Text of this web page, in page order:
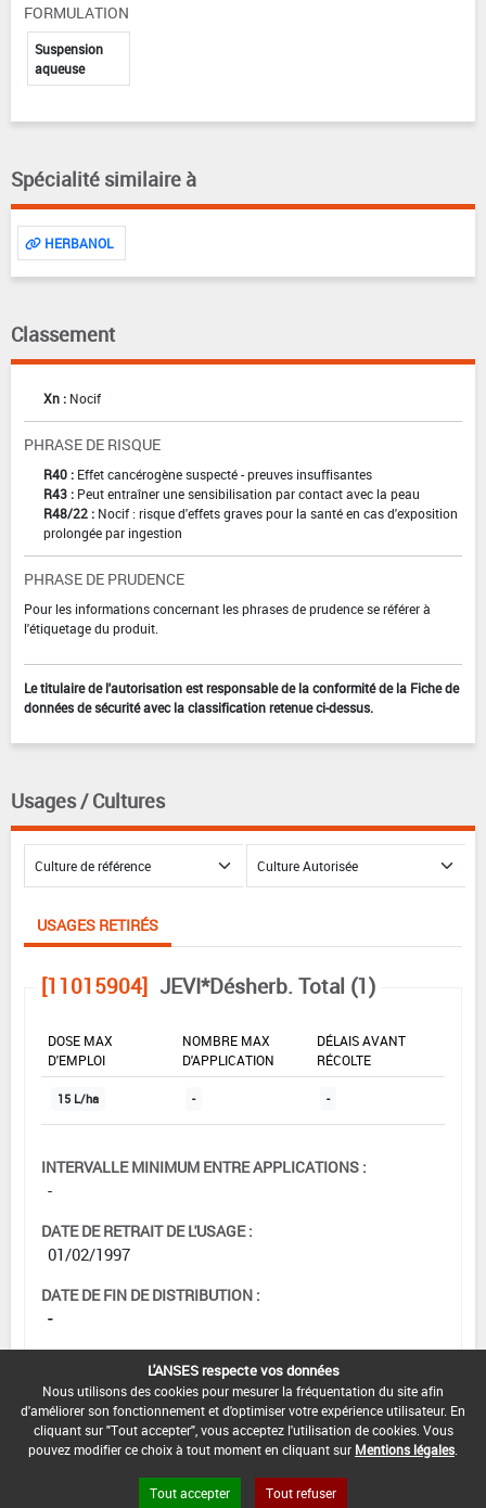
FORMULATION
Suspension
aqueuse
Spécialité similaire à
HERBANOL
Classement
Xn : Nocif
PHRASE DE RISQUE
R40 : Effet cancérogène suspecté - preuves insuffisantes
R43 : Peut entraîner une sensibilisation par contact avec la peau
R48/22 : Nocif : risque d'effets graves pour la santé en cas d'exposition
prolongée par ingestion
PHRASE DE PRUDENCE
Pour les informations concernant les phrases de prudence se référer à
l'étiquetage du produit.
Le titulaire de l'autorisation est responsable de la conformité de la Fiche de
données de sécurité avec la classification retenue ci-dessus.
Usages / Cultures
USAGES RETIRÉS
[11015904] JEVI*Désherb. Total (1)
DOSE MAX
D'EMPLOI
NOMBRE MAX
D'APPLICATION
DÉLAIS AVANT
RÉCOLTE
15 L/ha - -
INTERVALLE MINIMUM ENTRE APPLICATIONS :
-
DATE DE RETRAIT DE L'USAGE :
01/02/1997
DATE DE FIN DE DISTRIBUTION :
-
-
L'ANSES respecte vos données
Nous utilisons des cookies pour mesurer la fréquentation du site afin
d'améliorer son fonctionnement et d'optimiser votre expérience utilisateur. En
cliquant sur "Tout accepter", vous acceptez l'utilisation de cookies. Vous
pouvez modifier ce choix à tout moment en cliquant sur Mentions légales
Tout accepter Tout refuser